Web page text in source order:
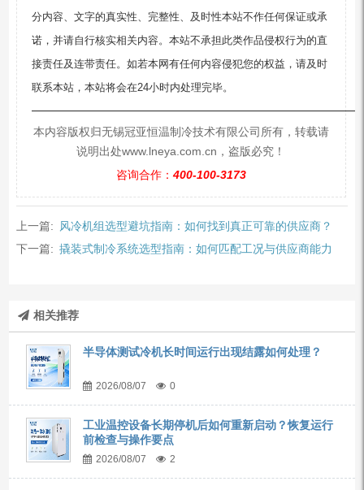
分内容、文字的真实性、完整性、及时性本站不作任何保证或承
诺，并请自行核实相关内容。本站不承担此类作品侵权行为的直
接责任及连带责任。如若本网有任何内容侵犯您的权益，请及时
联系本站，本站将会在24小时内处理完毕。
本内容版权归无锡冠亚恒温制冷技术有限公司所有，转载请
说明出处www.lneya.com.cn，盗版必究！
咨询合作： 400-100-3173
上一篇:
风冷机组选型避坑指南：如何找到真正可靠的供应商？
下一篇: 撬装式制冷系统选型指南：如何匹配工况与供应商能力
相关推荐
半导体测试冷机长时间运行出现结露如何处理？
2026/08/07 0
工业温控设备长期停机后如何重新启动？恢复运行
前检查与操作要点
2026/08/07 2